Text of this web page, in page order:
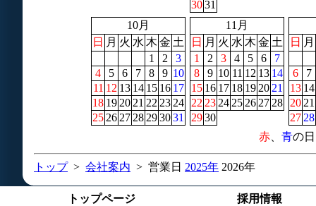
3031
10月
日 月 火 水 木 金 土
1
2
3
4
5 6 7 8 9 10
11 12 13 14 15 16 17
18 19 20 21 22 23 24
25 26 27 28 293031
11月
日 月 火 水 木 金 土
1
2 3 4 5 6
7
8
9 10 11 12 13 14
15 16 17 18 19 20 21
22 23 24 25 26 27 28
2930
日 月
6
7
13 14
20 21
27 28
赤
青の
トップ> 会社案内 > 営業日 2025年 2026年
トップページ
採用情報